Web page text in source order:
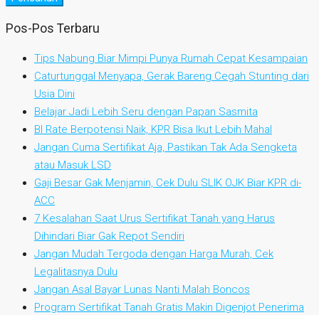
Pos-Pos Terbaru
Tips Nabung Biar Mimpi Punya Rumah Cepat Kesampaian
Caturtunggal Menyapa, Gerak Bareng Cegah Stunting dari
Usia Dini
Belajar Jadi Lebih Seru dengan Papan Sasmita
BI Rate Berpotensi Naik, KPR Bisa Ikut Lebih Mahal
Jangan Cuma Sertifikat Aja, Pastikan Tak Ada Sengketa
atau Masuk LSD
Gaji Besar Gak Menjamin, Cek Dulu SLIK OJK Biar KPR di-
ACC
7 Kesalahan Saat Urus Sertifikat Tanah yang Harus
Dihindari Biar Gak Repot Sendiri
Jangan Mudah Tergoda dengan Harga Murah, Cek
Legalitasnya Dulu
Jangan Asal Bayar Lunas Nanti Malah Boncos
Program Sertifikat Tanah Gratis Makin Digenjot Penerima